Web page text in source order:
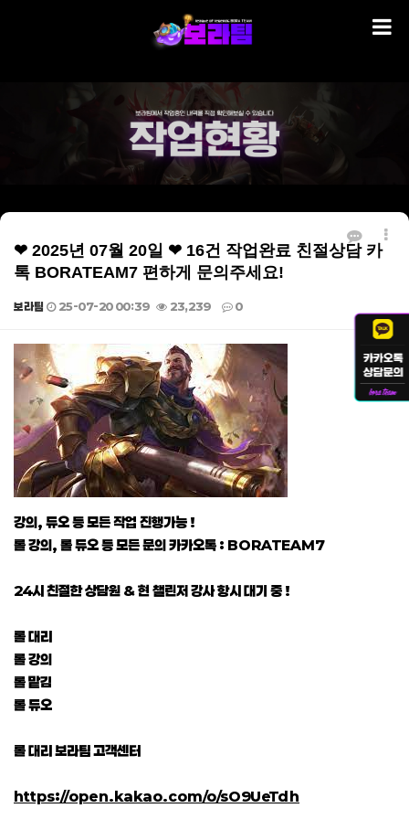
❤ 2025년 07월 20일 ❤ 16건 작업완료 친절상담 카
톡 BORATEAM7 편하게 문의주세요!
보라팀 25-07-20 00:39 23,239 0
강의, 듀오 등 모든 작업 진행가능 !
롤 강의, 롤 듀오 등 모든 문의 카카오톡 : BORATEAM7
24시 친절한 상담원 & 현 챌린저 강사 항시 대기 중 !
롤 대리
롤 강의
롤 맡김
롤 듀오
롤 대리 보라팀 고객센터
https://open.kakao.com/o/sO9UeTdh